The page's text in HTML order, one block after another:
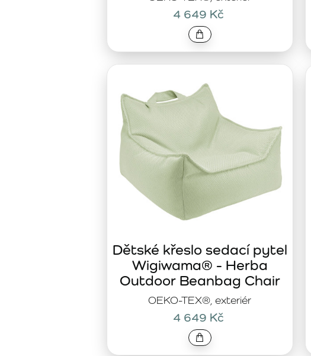
4 649 Kč
OEKO-TEX®, exteriér
Dětské křeslo sedací pytel
Wigiwama® - Herba
Outdoor Beanbag Chair
4 649 Kč